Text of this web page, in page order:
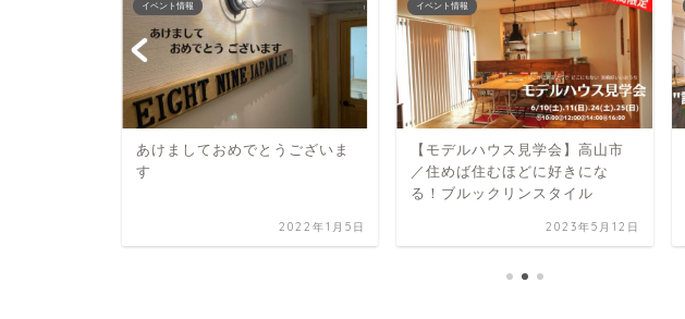
イベント情報
あけましておめでとうございま
す
2022年1月5日
イベント情報
【モデルハウス見学会】高山市
／住めば住むほどに好きにな
る！ブルックリンスタイル
2023年5月12日